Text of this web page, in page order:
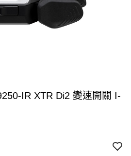
IR XTR Di2 變速開關 I-